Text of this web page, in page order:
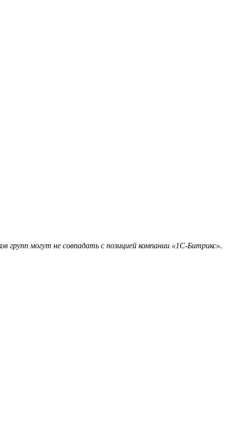
могут не совпадать с позицией компании «1С-Битрикс».